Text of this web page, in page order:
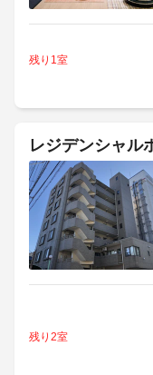
残り1室
レジデンシャル
残り2室